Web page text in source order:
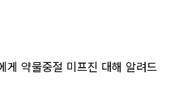
게 약물중절 미프진 대해 알려드